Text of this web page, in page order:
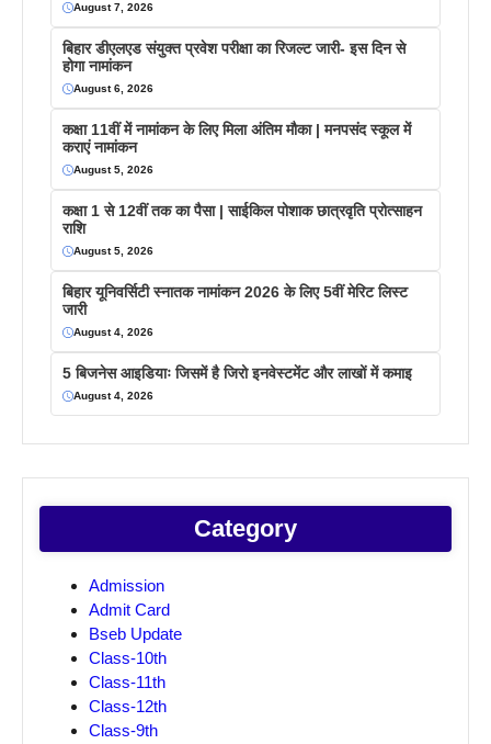
August 7, 2026
बिहार डीएलएड संयुक्त प्रवेश परीक्षा का रिजल्ट जारी- इस दिन से
होगा नामांकन
August 6, 2026
कक्षा 11वीं में नामांकन के लिए मिला अंतिम मौका | मनपसंद स्कूल में
कराएं नामांकन
August 5, 2026
कक्षा 1 से 12वीं तक का पैसा | साईकिल पोशाक छात्रवृति प्रोत्साहन
राशि
August 5, 2026
बिहार यूनिवर्सिटी स्नातक नामांकन 2026 के लिए 5वीं मेरिट लिस्ट
जारी
August 4, 2026
5 बिजनेस आइडियाः जिसमें है जिरो इनवेस्टमेंट और लाखों में कमाइ
August 4, 2026
Category
Admission
Admit Card
Bseb Update
Class-10th
Class-11th
Class-12th
Class-9th